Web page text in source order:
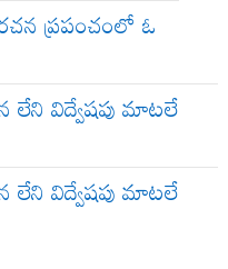
ప్రపంచంలో ఓ
విద్వేషపు మాటలే
విద్వేషపు మాటలే